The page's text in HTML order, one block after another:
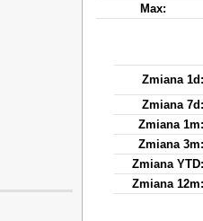
Max:
Zmiana 1d:
Zmiana 7d:
Zmiana 1m:
Zmiana 3m:
Zmiana YTD:
Zmiana 12m: